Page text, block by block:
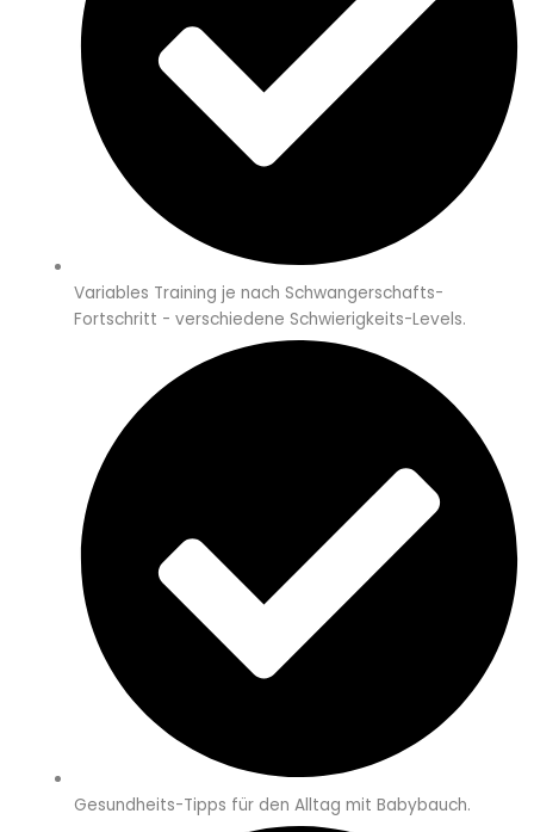
Variables Training je nach Schwangerschafts-
Fortschritt - verschiedene Schwierigkeits-Levels.
Gesundheits-Tipps für den Alltag mit Babybauch.